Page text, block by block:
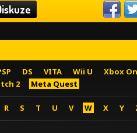
DS VITA Wii U
Xbox
2 Meta Quest
R S T U V W X Y